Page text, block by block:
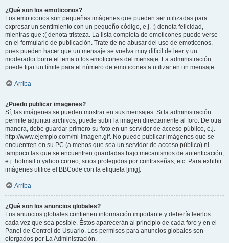
¿Qué son los emoticonos?
Los emoticonos son pequeñas imágenes que pueden ser utilizadas para
expresar un sentimiento con un pequeño código, e.j. :) denota felicidad,
mientras que :( denota tristeza. La lista completa de emoticones puede verse
en el formulario de publicación. Trate de no abusar del uso de emoticonos,
pues pueden hacer que un mensaje se vuelva muy difícil de leer y un
moderador borre el tema o los emoticones del mensaje. La administración
puede fijar un límite para el número de emoticones a utilizar en un mensaje.
Arriba
¿Puedo publicar imagenes?
Sí, las imágenes se pueden mostrar en sus mensajes. Si la administración
permite adjuntar archivos, puede subir la imagen directamente al foro. De otra
manera, debe guardar primero su foto en un servidor de acceso público, e.j.
http://www.ejemplo.com/mi-imagen.gif. No puede publicar imágenes que se
encuentren en su PC (a menos que sea un servidor de acceso público) ni
tampoco las que se encuentren guardadas bajo mecanismos de autenticación,
e.j. hotmail o yahoo correo, sitios protegidos por contraseñas, etc. Para exhibir
imágenes utilice el BBCode con la etiqueta [img].
Arriba
¿Qué son los anuncios globales?
Los anuncios globales contienen información importante y debería leerlos
cada vez que sea posible. Éstos aparecerán al principio de cada foro y en el
Panel de Control de Usuario. Los permisos para anuncios globales son
otorgados por La Administración.